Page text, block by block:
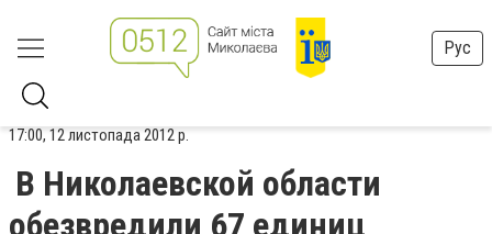
Рус
17:00, 12 листопада 2012 р.
В Николаевской области
обезвредили 67 единиц